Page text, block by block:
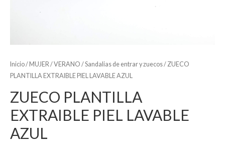
Inicio/ MUJER /VERANO /Sandalias de entrar y zuecos/ ZUECO
PLANTILLA EXTRAIBLE PIEL LAVABLE AZUL
ZUECO PLANTILLA
EXTRAIBLE PIEL LAVABLE
AZUL